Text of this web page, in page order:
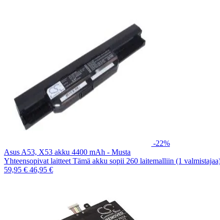
-22%
Asus A53, X53 akku 4400 mAh - Musta
Yhteensopivat laitteet Tämä akku sopii 260 laitemalliin (1
59,95 € 46,95 €